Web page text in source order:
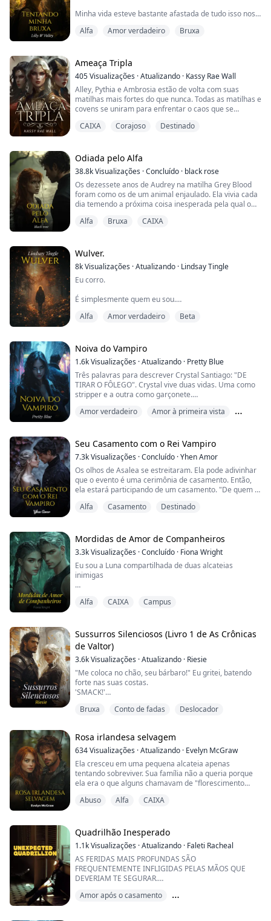
Minha vida esteve bastante afastada de tudo isso nos
mundo sobrenatural não fazia nada além de pesar na
destino viraram tudo de cabeça para baixo.
Então, havia apenas Ela.
Com ela, agora eu tinha o poder de mudar aquele
mundo, se ao me...
Alfa Amor verdadeiro Bruxa
Ameaça Tripla
405Visualizações ·Atualizando · Kassy Rae Wall
Alley, Pythia e Ambrosia estão de volta com suas
matilhas mais fortes do que nunca. Todas as matilhas e
covens se uniram para enfrentar o caos que se
com os problemas mais próximos de casa.
como uma frente unida. Quando vampiros infectados
vêm buscar seu povo...
CAIXA Corajoso Destinado
Odiada pelo Alfa
38.8kVisualizações ·Concluído · black rose
Os dezessete anos de Audrey na matilha Grey Blood
foram como os de um animal enjaulado. Ela vivia cada
dia temendo a próxima coisa inesperada pela qual o
entender o sonho misterioso que vinha tendo, mas
perdeu toda esperança de sobrevivência quando se
vi...
Alfa Bruxa CAIXA
Wulver.
8kVisualizações ·Atualizando · Lindsay Tingle
Eu corro.
É simplesmente quem eu sou.
Sempre que as coisas ficam difíceis, eu caio fora. Em
acontecer se eu não tiver.
As coisas estão prestes a piorar. Não entendo como ou
por quê. Estou em um lugar novo, sem conexões pré-
existentes. Desenvolvi uma vida onde ninguém poderia
suspeitar de nada fora do ...
Alfa Amor verdadeiro Beta
Noiva do Vampiro
1.6kVisualizações ·Atualizando · Pretty Blue
Três palavras para descrever Crystal Santiago: "DE
TIRAR O FÔLEGO". Crystal vive duas vidas. Uma como
stripper e a outra como garçonete.
Crystal também era conhecida como Jae, a stripper
com longos cabelos pretos e brilhantes. Seus lábios
vermelhos e sedutores pareciam tão macios como
péta...
Amor verdadeiro
Amor à primeira vista
Seu Casamento com o Rei Vampiro
7.3kVisualizações ·Concluído ·Yhen Amor
Os olhos de Asalea se estreitaram. Ela pode adivinhar
que o evento é uma cerimônia de casamento. Então,
ela estará participando de um casamento. "De quem é
buscou.
de sua sacola de papel. "Por favor, use isso," ele disse
novamente, entregando-lhe um véu preto com uma
tiara, lindamente adornada co...
Alfa Casamento Destinado
Mordidas de Amor de Companheiros
3.3kVisualizações ·Concluído · Fiona Wright
Eu sou a Luna compartilhada de duas alcateias
inimigas
Disfarçada como um papel importante da Alcateia
como uma simples entregadora de jornais virou de
cabeça para baixo.
Cindy é uma pessoa geneticamente mutada, seus pais
biológicos são lobisomens de sangue puro, mas ela
nã...
Alfa CAIXA Campus
Sussurros Silenciosos (Livro 1 de As Crônicas
de Valtor)
3.6kVisualizações ·Atualizando · Riesie
"Me coloca no chão, seu bárbaro!" Eu gritei, batendo
forte nas suas costas.
'SMACK!'
tapa na bunda.
com sua bundinha de novo."
"Você não ousaria." Ele olhou por cima do ombro, me
dando um sorriso malicioso. Pelo jeito daquele sorriso,
estava claro que ele pode...
Bruxa Conto de fadas Deslocador
Rosa irlandesa selvagem
634Visualizações ·Atualizando · Evelyn McGraw
Ela cresceu em uma pequena alcateia apenas
tentando sobreviver. Sua família não a queria porque
ela era o que alguns chamavam de "florescimento
Seu aniversário veio e passou, e nada de lobo. Ela
os alfas das alcateias vizinhas na esperança ...
Abuso Alfa CAIXA
Quadrilhão Inesperado
1.1kVisualizações ·Atualizando · Faleti Racheal
AS FERIDAS MAIS PROFUNDAS SÃO
FREQUENTEMENTE INFLIGIDAS PELAS MÃOS QUE
DEVERIAM TE SEGURAR.
traumático de enganos e desilusões, jurou nunca mais
Amor após o casamento